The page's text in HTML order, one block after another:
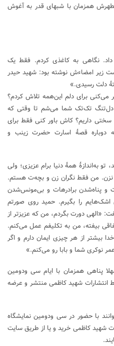
همزمان با شبهای قدر به آغوش
داد. نگاهی به کاغذی کردم. فقط یک
زیر امضاء‌ش نوشته بود: شهید حیدر
دلت رسیدی.»
می‌کنی برای دلم این‌همه تلاش کردم؟
دل‌تنگ تک‌تک شما می‌شم تا وقتی که
سختی داریم؟ کاش باور کنی فقط برای
دوباره قصهٔ اسارت حضرت زینب و
به‌اندازهٔ همهٔ دنیا برام عزیزی؛ ولی
من فقط نگران زن و بچه‌ت هستم.
و پناه‌شدن برادرهات و بی‌مونس‌شدن
را بگیرم. حمید روی صورتم
«الهی دورت بگردم، من که عزیزتر از
بیفته، من به تکلیفم عمل می‌کنم.
بیشتر از هر چیزی ایمان دارم و اگر
نوکری شما و بابا رو می‌کنم.»
به قلم شهلا پناهی همزمان با ایام سی ودومین
انتشارات شهید کاظمی منتشر و عرضه
با حضور در سی ودومین نمایشگاه
شهید کاظمی خرید و یا از طریق سایت